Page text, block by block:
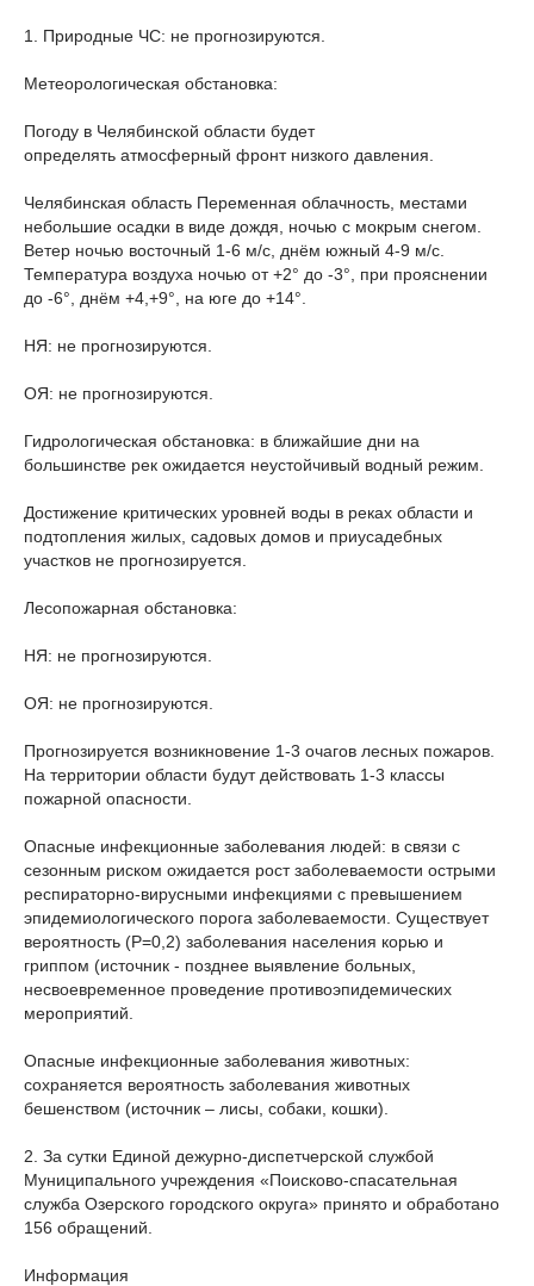
1. Природные ЧС: не прогнозируются.
Метеорологическая обстановка:
Погоду в Челябинской области будет
определять атмосферный фронт низкого давления.
Челябинская область Переменная облачность, местами
небольшие осадки в виде дождя, ночью с мокрым снегом.
Ветер ночью восточный 1-6 м/с, днём южный 4-9 м/с.
Температура воздуха ночью от +2° до -3°, при прояснении
до -6°, днём +4,+9°, на юге до +14°.
НЯ: не прогнозируются.
ОЯ: не прогнозируются.
Гидрологическая обстановка: в ближайшие дни на
большинстве рек ожидается неустойчивый водный режим.
Достижение критических уровней воды в реках области и
подтопления жилых, садовых домов и приусадебных
участков не прогнозируется.
Лесопожарная обстановка:
НЯ: не прогнозируются.
ОЯ: не прогнозируются.
Прогнозируется возникновение 1-3 очагов лесных пожаров.
На территории области будут действовать 1-3 классы
пожарной опасности.
Опасные инфекционные заболевания людей: в связи с
сезонным риском ожидается рост заболеваемости острыми
респираторно-вирусными инфекциями с превышением
эпидемиологического порога заболеваемости. Существует
вероятность (Р=0,2) заболевания населения корью и
гриппом (источник - позднее выявление больных,
несвоевременное проведение противоэпидемических
мероприятий.
Опасные инфекционные заболевания животных:
сохраняется вероятность заболевания животных
бешенством (источник – лисы, собаки, кошки).
2. За сутки Единой дежурно-диспетчерской службой
Муниципального учреждения «Поисково-спасательная
служба Озерского городского округа» принято и обработано
156 обращений.
Информация